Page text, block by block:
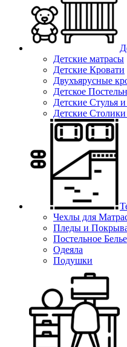
Детские матрасы
Детские Кровати
Двухъярусные
Детское
Детские Стулья
Детские
Чехлы для
Пледы и
Постельное Белье
Одеяла
Подушки